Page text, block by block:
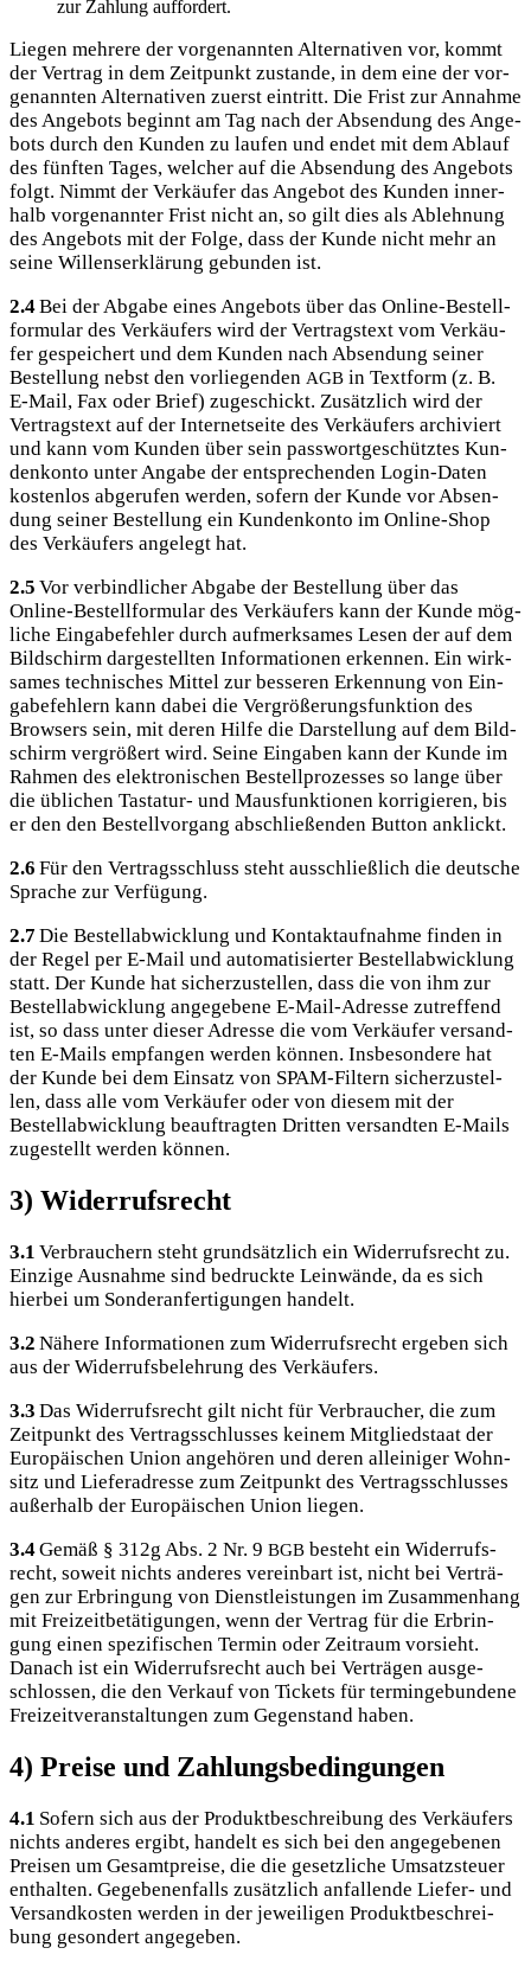
zur Zah­lung auffordert.
Lie­gen meh­re­re der vor­ge­nann­ten Alter­na­ti­ven vor, kommt
der Ver­trag in dem Zeit­punkt zustan­de, in dem eine der vor­
ge­nann­ten Alter­na­ti­ven zuerst ein­tritt. Die Frist zur Annah­me
des Ange­bots beginnt am Tag nach der Absen­dung des Ange­
bots durch den Kun­den zu lau­fen und endet mit dem Ablauf
des fünf­ten Tages, wel­cher auf die Absen­dung des Ange­bots
folgt. Nimmt der Ver­käu­fer das Ange­bot des Kun­den inner­
halb vor­ge­nann­ter Frist nicht an, so gilt dies als Ableh­nung
des Ange­bots mit der Fol­ge, dass der Kun­de nicht mehr an
sei­ne Wil­lens­er­klä­rung gebun­den ist.
2.4Bei der Abga­be eines Ange­bots über das Online-Bestell­
for­mu­lar des Ver­käu­fers wird der Ver­trags­text vom Ver­käu­
fer gespei­chert und dem Kun­den nach Absen­dung sei­ner
Bestel­lung nebst den vor­lie­gen­den AGB in Text­form (z. B.
E‑Mail, Fax oder Brief) zuge­schickt. Zusätz­lich wird der
Ver­trags­text auf der Inter­net­sei­te des Ver­käu­fers archi­viert
und kann vom Kun­den über sein pass­wort­ge­schütz­tes Kun­
den­kon­to unter Anga­be der ent­spre­chen­den Log­in-Daten
kos­ten­los abge­ru­fen wer­den, sofern der Kun­de vor Absen­
dung sei­ner Bestel­lung ein Kun­den­kon­to im Online-Shop
des Ver­käu­fers ange­legt hat.
2.5 Vor ver­bind­li­cher Abga­be der Bestel­lung über das
Online-Bestell­for­mu­lar des Ver­käu­fers kann der Kun­de mög­
li­che Ein­ga­be­feh­ler durch auf­merk­sa­mes Lesen der auf dem
Bild­schirm dar­ge­stell­ten Infor­ma­tio­nen erken­nen. Ein wirk­
sa­mes tech­ni­sches Mit­tel zur bes­se­ren Erken­nung von Ein­
ga­be­feh­lern kann dabei die Ver­grö­ße­rungs­funk­ti­on des
Brow­sers sein, mit deren Hil­fe die Dar­stel­lung auf dem Bild­
schirm ver­grö­ßert wird. Sei­ne Ein­ga­ben kann der Kun­de im
Rah­men des elek­tro­ni­schen Bestell­pro­zes­ses so lan­ge über
die übli­chen Tas­ta­tur- und Maus­funk­tio­nen kor­ri­gie­ren, bis
er den den Bestell­vor­gang abschlie­ßen­den But­ton anklickt.
2.6 Für den Ver­trags­schluss steht aus­schließ­lich die deut­sche
Spra­che zur Verfügung.
2.7 Die Bestell­ab­wick­lung und Kon­takt­auf­nah­me fin­den in
der Regel per E‑Mail und auto­ma­ti­sier­ter Bestell­ab­wick­lung
statt. Der Kun­de hat sicher­zu­stel­len, dass die von ihm zur
Bestell­ab­wick­lung ange­ge­be­ne E‑Mail-Adres­se zutref­fend
ist, so dass unter die­ser Adres­se die vom Ver­käu­fer ver­sand­
ten E‑Mails emp­fan­gen wer­den kön­nen. Ins­be­son­de­re hat
der Kun­de bei dem Ein­satz von SPAM-Fil­tern sicher­zu­stel­
len, dass alle vom Ver­käu­fer oder von die­sem mit der
Bestell­ab­wick­lung beauf­trag­ten Drit­ten ver­sand­ten E‑Mails
zuge­stellt wer­den können.
3) Widerrufsrecht
3.1 Ver­brau­chern steht grund­sätz­lich ein Wider­rufs­recht zu.
Ein­zi­ge Aus­nah­me sind bedruck­te Lein­wän­de, da es sich
hier­bei um Son­der­an­fer­ti­gun­gen handelt.
3.2 Nähe­re Infor­ma­tio­nen zum Wider­rufs­recht erge­ben sich
aus der Wider­rufs­be­leh­rung des Verkäufers.
3.3 Das Wider­rufs­recht gilt nicht für Ver­brau­cher, die zum
Zeit­punkt des Ver­trags­schlus­ses kei­nem Mit­glied­staat der
Euro­päi­schen Uni­on ange­hö­ren und deren allei­ni­ger Wohn­
sitz und Lie­fer­adres­se zum Zeit­punkt des Ver­trags­schlus­ses
außer­halb der Euro­päi­schen Uni­on liegen.
3.4Gemäß § 312g Abs. 2 Nr. 9 BGB besteht ein Wider­rufs­
recht, soweit nichts ande­res ver­ein­bart ist, nicht bei Ver­trä­
gen zur Erbrin­gung von Dienst­leis­tun­gen im Zusam­men­hang
mit Frei­zeit­be­tä­ti­gun­gen, wenn der Ver­trag für die Erbrin­
gung einen spe­zi­fi­schen Ter­min oder Zeit­raum vor­sieht.
Danach ist ein Wider­rufs­recht auch bei Ver­trä­gen aus­ge­
schlos­sen, die den Ver­kauf von Tickets für ter­min­ge­bun­de­ne
Frei­zeit­ver­an­stal­tun­gen zum Gegen­stand haben.
4) Preise und Zahlungsbedingungen
4.1 Sofern sich aus der Pro­dukt­be­schrei­bung des Ver­käu­fers
nichts ande­res ergibt, han­delt es sich bei den ange­ge­be­nen
Prei­sen um Gesamt­prei­se, die die gesetz­li­che Umsatz­steu­er
ent­hal­ten. Gege­be­nen­falls zusätz­lich anfal­len­de Lie­fer- und
Ver­sand­kos­ten wer­den in der jewei­li­gen Pro­dukt­be­schrei­
bung geson­dert angegeben.